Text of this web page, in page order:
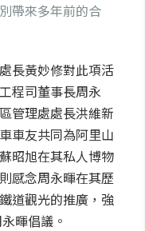
帶來多年前的合
長黃妙修對此項活
程司董事長周永
管理處處長洪維新
車友共同為阿里山
昭旭在其私人博物
感念周永暉在其歷
道觀光的推廣，強
暉倡議。